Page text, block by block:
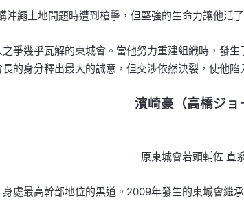
繩土地問題時遭到槍擊，但堅強的生命力讓他活了
爭幾乎瓦解的東城會。當他努力重建組織時，發
的身分釋出最大的誠意，但交涉依然決裂，使他陷
濱崎豪（高橋ジョ
原東城會若頭輔佐‧直
處最高幹部地位的黑道。2009年發生的東城會繼